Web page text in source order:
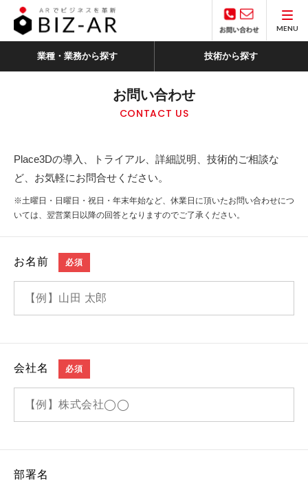
MENU
業種・業務から探す 技術から探す
お問い合わせ
CONTACT US
Place3Dの導入、トライアル、詳細説明、技術的ご相談な
ど、お気軽にお問合せください。
※土曜日・日曜日・祝日・年末年始など、休業日に頂いたお問い合わせにつ
いては、翌営業日以降の回答となりますのでご了承ください。
お名前 必須
会社名 必須
部署名